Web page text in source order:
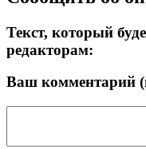
Текст, который
редакторам:
Ваш комментарий